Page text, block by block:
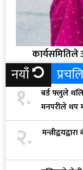
कार्यसमितिले
नयाँ
१.
बर्ड फ्लुले
मनपरीले थप
२.